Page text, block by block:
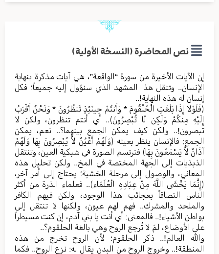
نص المحاضرة (النسخة الأولية)
إن الآيات الأخيرة من سورة “الواقعة”، هي آيات مذكرة بنهاية
الإنسان.. وتنقل هذا المشهد الذي سنؤول إليه جميعاً؛ فكل
إنسان له هذه النهاية!..
﴿فَلَوْلا إِذَا بَلَغَتِ الْحُلْقُومَ * وَأَنتُمْ حِينَئِذٍ تَنظُرُونَ * وَنَحْنُ أَقْرَبُ
إِلَيْهِ مِنكُمْ وَلَكِن لّا تُبْصِرُونَ﴾.. أي أنتم تنظرون، ولكن لا
تبصرون!.. ولكن كيف يمكن الجمع بينهما؟.. نعم، يمكن
الجمع: فالإنسان ينظر بعينه ﴿وَلَهُمْ أَعْيُنٌ لاَّ يُبْصِرُونَ بِهَا وَلَهُمْ
آذَانٌ لاَّ يَسْمَعُونَ بِهَا﴾ فترتسم الصورة في شبكية العين، وتنتقل
الذبذبات إلى الجهة المختصة في المخ.. ولكن تحليل هذه
المعاني، والوصول إلى مرحلة الخشية؛ يحتاج إلى أمر آخر،
﴿إِنَّمَا يَخْشَى اللَّهَ مِنْ عِبَادِهِ الْعُلَمَاء﴾.. فعلماء الذرة من أكثر
الناس التصاقاً بعجائب هذا الوجود، ولكن فيهم الكافر
والملحد والمشرك.. فهم لهم عيون، ولكنها لا تنتقل إلى
بواطن الأشياء!.. فالمعنى: أي أنت يا بني آدم، إن كنت مسيطراً
على الأوضاع، لمَ لا تُرجع الروح وهي بالغة الحلقوم؟..
والله العالم!.. ذكر الحلقوم؛ لأن الروح تخرج من هذه
المنطقة!.. وخروج الروح من البدن يقال له: نزع الروح.. فكما